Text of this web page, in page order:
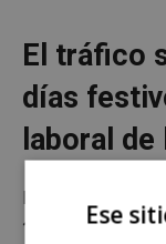
El tráfico
días
laboral
En concreto, los
12 de abril.Y
Ese